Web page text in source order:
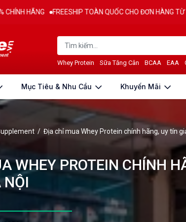
TOÀN QUỐC CHO ĐƠN HÀNG TỪ 1.500.000Đ
Whey Protein Sữa Tăng Cân BCAA EAA
Mục Tiêu & Nhu Cầu Khuyến Mãi
/ Địa chỉ mua Whey Protein chính hãng, uy tín
WHEY PROTEIN CHÍNH
NỘI